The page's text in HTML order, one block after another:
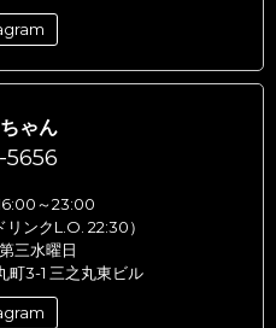
ゃん
～23:00
リンクL.O. 22:30）
三水曜日
町3-1 三之丸東ビル